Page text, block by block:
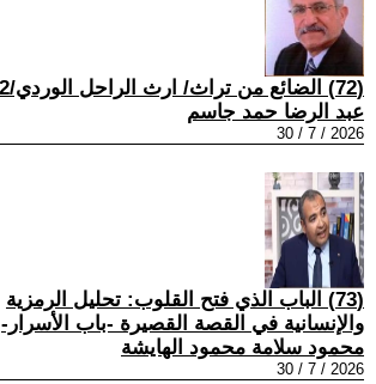
(72) الضائع من تراث/ ارث الراحل الوردي/2
عبد الرضا حمد جاسم
2026 / 7 / 30
(73) الباب الذي فتح القلوب: تحليل الرمزية
والإنسانية في القصة القصيرة -باب الأسرار-
محمود سلامة محمود الهايشة
2026 / 7 / 30